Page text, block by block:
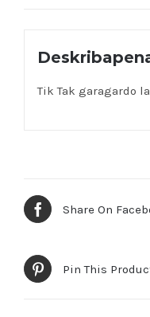
Tik Tak garagardo
Share On
Pin This